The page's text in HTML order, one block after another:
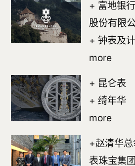
+ 富地银
股份有限
+ 钟表及
more
+ 昆仑表
+ 绮年华
more
+赵清华
表珠宝集